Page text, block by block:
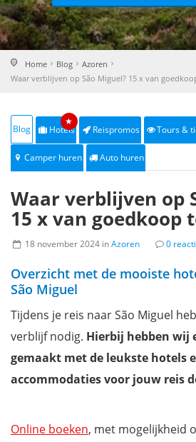
Home Blog
Azoren
Waar verblijven op São Miguel? 15 x van
Blog Hotels
★
Reispromos Tours &
Camper huren Auto huren
Waar verblijven op
15 x van goedkoop
18 november 2024 inAzoren 0
Overzicht met de mooiste
São Miguel
Tijdens je reis naar São Miguel
verblijf nodig. Hierbij hebben wij
gemaakt met de leukste hotels
accommodaties voor jouw reis
Online boeken, met mogelijkheid